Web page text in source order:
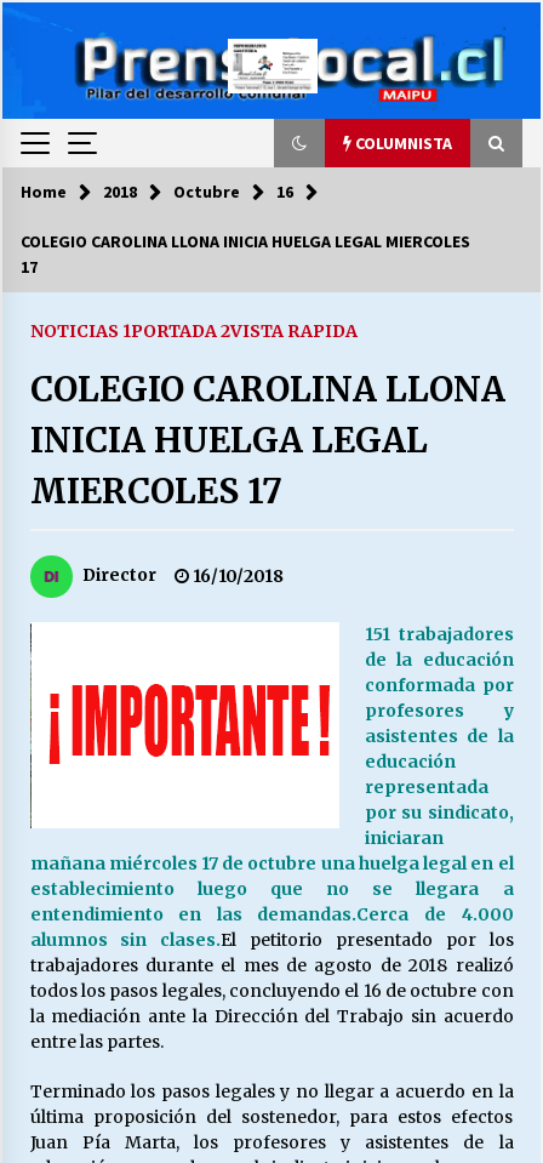
COLUMNISTA
COLUMNISTA
03/08/2026
LA DC POR SIEMPRE.RECORDANDO 69 AÑOS DE
28/07/2026
“ORGULLOSOS DE SER DC” SALUDA EL
Escuela hospitalaria El Carmen de Maipu.
25/06/2026
¿Qué habrían dicho?
23/06/2026
VOLVER A SER ALTERNATIVA
16/06/2026
28/05/2026
Home 2018 Octubre 16
COLEGIO CAROLINA LLONA INICIA HUELGA LEGAL MIERCOLES
17
NOTICIAS 1PORTADA 2VISTA RAPIDA
COLEGIO CAROLINA LLONA
INICIA HUELGA LEGAL
MIERCOLES 17
Director 16/10/2018
151 trabajadores
de la educación
conformada por
profesores y
asistentes de la
educación
representada
por su sindicato,
iniciaran
mañana miércoles 17 de octubre una huelga legal en el
establecimiento luego que no se llegara a
entendimiento en las demandas.Cerca de 4.000
alumnos sin clases.El petitorio presentado por los
trabajadores durante el mes de agosto de 2018 realizó
todos los pasos legales, concluyendo el 16 de octubre con
la mediación ante la Dirección del Trabajo sin acuerdo
entre las partes.
Terminado los pasos legales y no llegar a acuerdo en la
última proposición del sostenedor, para estos efectos
Juan Pía Marta, los profesores y asistentes de la